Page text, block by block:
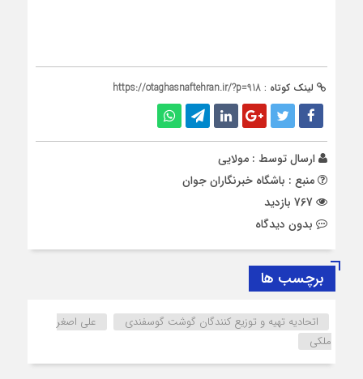
لینک کوتاه : https://otaghasnaftehran.ir/?p=918
ارسال توسط : مولایی
منبع : باشگاه خبرنگاران جوان
بدون دیدگاه
برچسب ها
اتحادیه تهیه و توزیع کنندگان گوشت گوسفندی
علی اصغر
ملکی